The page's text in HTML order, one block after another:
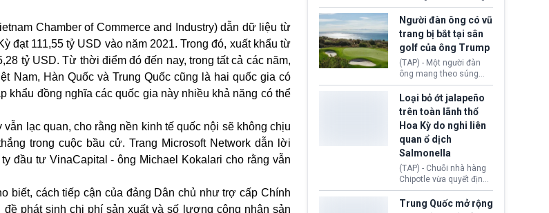
Chamber of Commerce and Industry) dẫn dữ liệu từ
đạt 111,55 tỷ USD vào năm 2021. Trong đó, xuất khẩu từ
tỷ USD. Từ thời điểm đó đến nay, trong tất cả các năm,
Nam, Hàn Quốc và Trung Quốc cũng là hai quốc gia có
khẩu đồng nghĩa các quốc gia này nhiều khả năng có thể
lạc quan, cho rằng nền kinh tế quốc nội sẽ không chịu
trong cuộc bầu cử. Trang Microsoft Network dẫn lời
đầu tư VinaCapital - ông Michael Kokalari cho rằng vẫn
biết, cách tiếp cận của đảng Dân chủ như trợ cấp Chính
phát sinh chi phí sản xuất và số lượng công nhân sản
lượng ứng phó “mỏng”
có thể làm nghẽn công
tác cứu trợ; dẫn đến hệ
thống ứng phó khẩn cấp
quốc gia quá tải.
qua đề cử ông Todd
Blanche làm Bộ trưởng
Bộ Tư pháp Hoa Kỳ
(DOJ) sau thời gian dài
ông giữ chức quyền Bộ
trưởng. Mặc dù vậy,
nhiều chính trị gia đảng
Cộng hoà (GOP) vẫn tỏ
ra hoài nghi, thậm chí
tuyên bố sẽ lên tiếng
phản đối khi đề cử này
được đưa ra toàn thể bỏ
phiếu.
Người đàn ông có vũ
trang bị bắt tại sân
golf của ông Trump
(TAP) - Một người đàn
ông mang theo súng
ngắn vừa bị bắt khi đang
chụp ảnh, quay video tại
sân golf Trump National
Golf Club (Quận Los
Angeles, bang
California). Vụ việc xảy
ra ngay trước lúc Tổng
thống Donald Trump tới
thăm địa điểm này.
Loại bỏ ớt jalapeño
trên toàn lãnh thổ
Hoa Kỳ do nghi liên
quan ổ dịch
Salmonella
(TAP) - Chuỗi nhà hàng
Chipotle vừa quyết định
loại bỏ tất cả ớt jalapeño
khỏi những cửa hàng
Trung Quốc mở rộng